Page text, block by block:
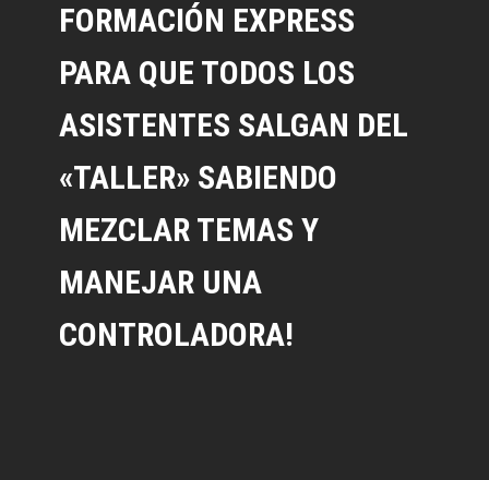
FORMACIÓN EXPRESS
PARA QUE TODOS LOS
ASISTENTES SALGAN DEL
«TALLER» SABIENDO
MEZCLAR TEMAS Y
MANEJAR UNA
CONTROLADORA!